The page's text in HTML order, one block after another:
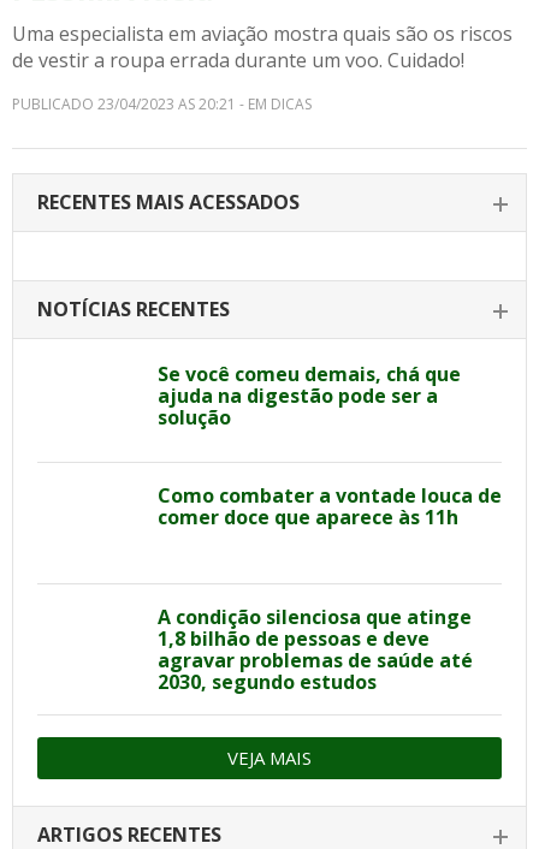
Uma especialista em aviação mostra quais são os riscos
de vestir a roupa errada durante um voo. Cuidado!
PUBLICADO 23/04/2023 AS 20:21 - EM DICAS
RECENTES MAIS ACESSADOS
NOTÍCIAS RECENTES
Se você comeu demais, chá que
ajuda na digestão pode ser a
solução
Como combater a vontade louca de
comer doce que aparece às 11h
A condição silenciosa que atinge
1,8 bilhão de pessoas e deve
agravar problemas de saúde até
2030, segundo estudos
VEJA MAIS
ARTIGOS RECENTES